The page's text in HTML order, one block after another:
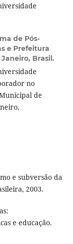
de Pós-
e Prefeitura
Brasil.
no
de
e subversão da
2003.
e educação.